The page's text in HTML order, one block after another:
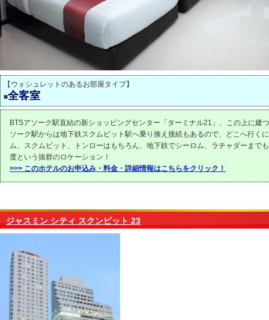
【ウォシュレットのあるお部屋タイプ】
■全客室
BTSアソーク駅直結の新ショッピングセンター「ターミナル21」、この上に建
ソーク駅からは地下鉄スクムビット駅へ乗り換え接続もあるので、どこへ行く
ム、スクムビット、トンローはもちろん、地下鉄でシーロム、ラチャダーまで
度という抜群のロケーション！
>>> このホテルのお申込み・料金・詳細情報はこちらをクリック！
ジャスミン シティ スクンビット 23